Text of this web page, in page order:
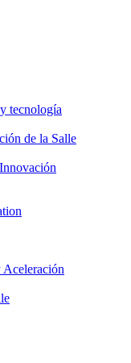
tecnología
de la Salle
Aceleración